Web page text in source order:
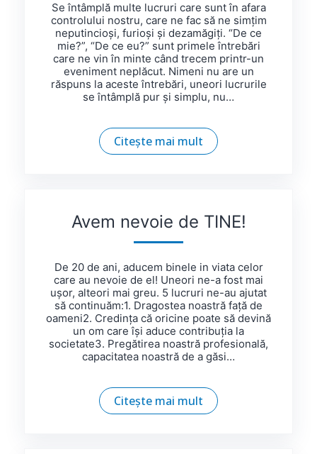
Se întâmplă multe lucruri care sunt în afara
controlului nostru, care ne fac să ne simțim
neputincioși, furioși și dezamăgiți. “De ce
mie?”, “De ce eu?” sunt primele întrebări
care ne vin în minte când trecem printr-un
eveniment neplăcut. Nimeni nu are un
răspuns la aceste întrebări, uneori lucrurile
se întâmplă pur și simplu, nu…
Citește mai mult
Avem nevoie de TINE!
De 20 de ani, aducem binele in viata celor
care au nevoie de el! Uneori ne-a fost mai
ușor, alteori mai greu. 5 lucruri ne-au ajutat
să continuăm:1. Dragostea noastră față de
oameni2. Credința că oricine poate să devină
un om care își aduce contribuția la
societate3. Pregătirea noastră profesională,
capacitatea noastră de a găsi…
Citește mai mult